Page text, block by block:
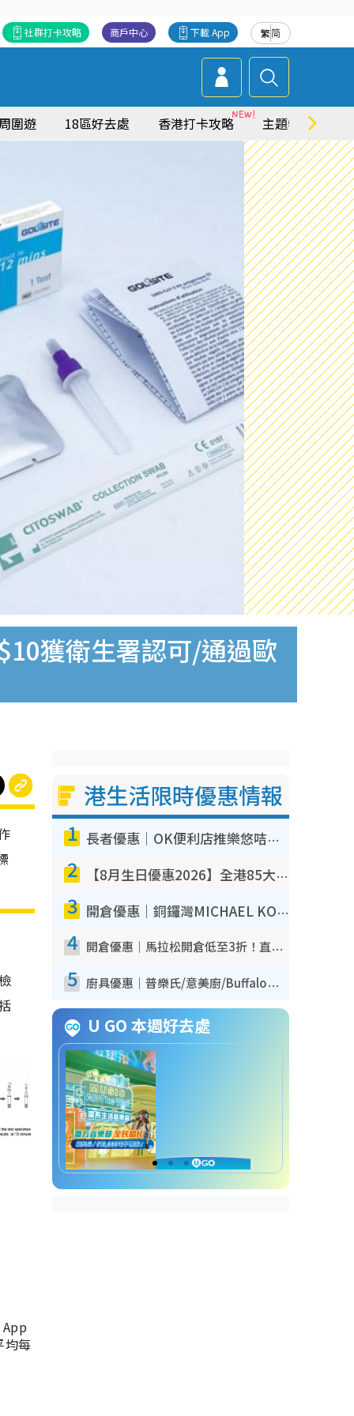
繁简
下載 App
商戶中心
社群打卡攻略
圍遊 18區好去處 香港打卡攻略 主題特集
獲衛生署認可/通過歐
均每
港生活限時優惠情報
1 長者優惠｜OK便利店推樂悠咭優惠！買麵包/牛奶/保健品拍卡即減
2 【8月生日優惠2026】全港85大食買玩著數攻略 自助餐/火鍋放題同行免費＋誠品/DONKI送現金券
3 開倉優惠｜銅鑼灣MICHAEL KORS開倉低至17折！直擊$500起買手袋/銀包/鞋款 必買經典Jet Set系列
4 開倉優惠｜馬拉松開倉低至3折！直擊$99起買adidas／New Balance／Puma鞋款 STANLEY保溫杯劈價至$119起
5 廚具優惠｜普樂氏/意美廚/Buffalo廚具低至3折！$89起買煎鍋／炒鑊／個人鍋 同場小家電激減至$99起
U GO 本週好去處